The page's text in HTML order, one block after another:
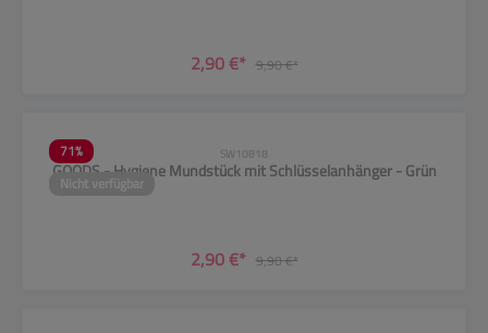
2,90 €* 9,90 €*
71%
Nicht verfügbar
SW10818
GOODS - Hygiene Mundstück mit Schlüsselanhänger - Grün
2,90 €* 9,90 €*